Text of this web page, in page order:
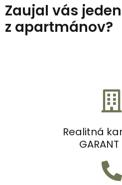
Zaujal vás jeden
z apartmánov?
Realitná
GARANT